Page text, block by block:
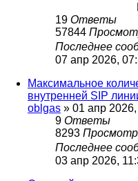
19 Ответы
57844
Последнее
07 апр 2026,
Максимальное
внутренней SIP
oblgas » 01 апр
9 Ответы
8293
Последнее
03 апр 2026,